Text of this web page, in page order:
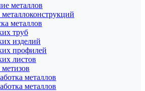
металлов
металлов
труб
изделий
профилей
листов
металлов
металлов